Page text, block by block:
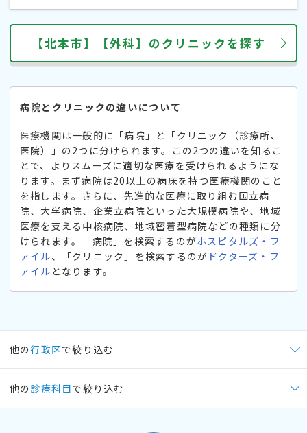
【北本市】【外科】のクリニックを探す
病院とクリニックの違いについて
医療機関は一般的に「病院」と「クリニック（診療所、
医院）」の2つに分けられます。この2つの違いを知るこ
とで、よりスムーズに適切な医療を受けられるようにな
ります。まず病院は20以上の病床を持つ医療機関のこと
を指します。さらに、先進的な医療に取り組む国立病
院、大学病院、企業立病院といった大規模病院や、地域
医療を支える中核病院、地域密着型病院などの種類に分
けられます。「病院」を検索するのがホスピタルズ・フ
ァイル、「クリニック」を検索するのが ドクターズ・フ
ァイル となります。
他の行政区で絞り込む
他の 診療科目で絞り込む